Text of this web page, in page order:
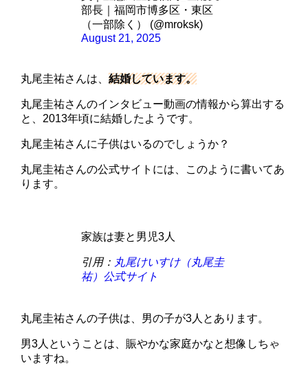
部長｜福岡市博多区・東区
（一部除く） (@mroksk)
August 21, 2025
丸尾圭祐さんは、結婚しています。
丸尾圭祐さんのインタビュー動画の情報から算出する
と、2013年頃に結婚したようです。
丸尾圭祐さんに子供はいるのでしょうか？
丸尾圭祐さんの公式サイトには、このように書いてあ
ります。
家族は妻と男児3人
引用： 丸尾けいすけ（丸尾圭
祐）公式サイト
丸尾圭祐さんの子供は、男の子が3人とあります。
男3人ということは、賑やかな家庭かなと想像しちゃ
いますね。